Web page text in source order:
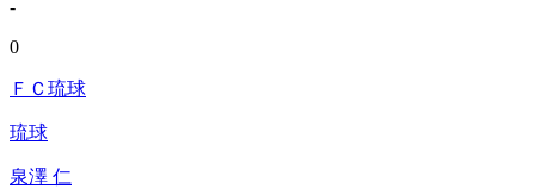
-
0
ＦＣ琉球
琉球
泉澤 仁